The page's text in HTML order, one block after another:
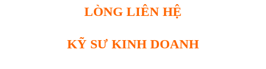
LÒNG LIÊN HỆ
KỸ SƯ KINH DOANH